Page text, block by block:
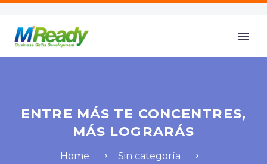
ENTRE MÁS TE CONCENTRES,
MÁS LOGRARÁS
Home
Sin categoría